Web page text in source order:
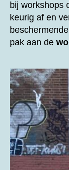
bij workshops
keurig af en
pak aan de